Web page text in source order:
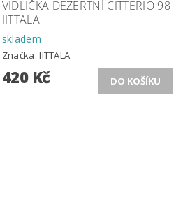
VIDLIČKA DEZERTNÍ CITTERIO 98
IITTALA
skladem
Značka:IITTALA
420 Kč